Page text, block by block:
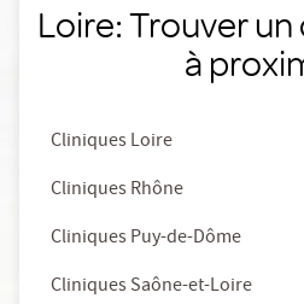
Loire: Trouver
à
Cliniques Loire
Cliniques Rhône
Cliniques Puy-de-Dôme
Cliniques Saône-et-Loire